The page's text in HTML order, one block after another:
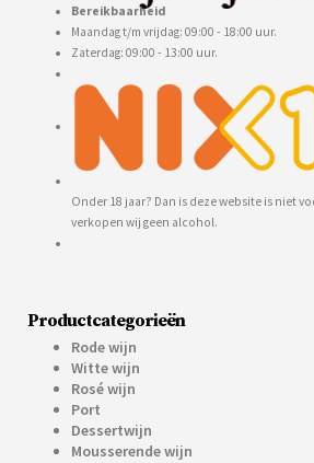
Bereikbaarheid
Maandag t/m vrijdag: 09:00 - 18:00 uur.
Zaterdag: 09:00 - 13:00 uur.
Onder 18 jaar? Dan is deze website is niet
verkopen wij geen alcohol.
Productcategorieën
Rode wijn
Witte wijn
Rosé wijn
Port
Dessertwijn
Mousserende wijn